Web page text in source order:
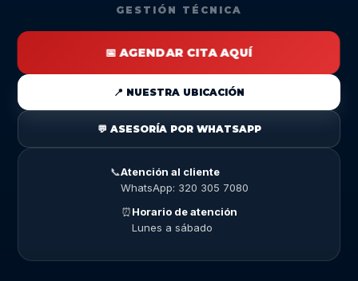
GESTIÓN TÉCNICA
📅 AGENDAR CITA AQUÍ
📍 NUESTRA UBICACIÓN
💬 ASESORÍA POR WHATSAPP
📞Atención al cliente
WhatsApp: 320 305 7080
⏰Horario de atención
Lunes a sábado